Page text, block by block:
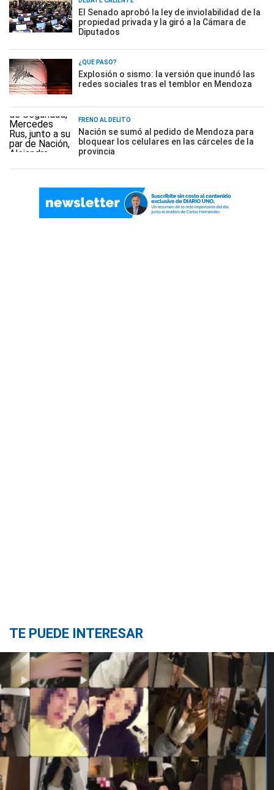
El Senado aprobó la ley de inviolabilidad de la
propiedad privada y la giró a la Cámara de
Diputados
¿QUÉ PASÓ?
Explosión o sismo: la versión que inundó las
redes sociales tras el temblor en Mendoza
FRENO AL DELITO
Nación se sumó al pedido de Mendoza para
bloquear los celulares en las cárceles de la
provincia
TE PUEDE INTERESAR